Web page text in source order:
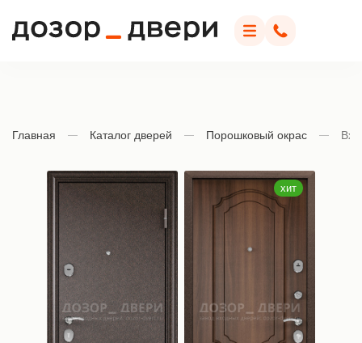
Дозор Двери
МенюПозвонить
Главная Каталог дверей Порошковый окрас